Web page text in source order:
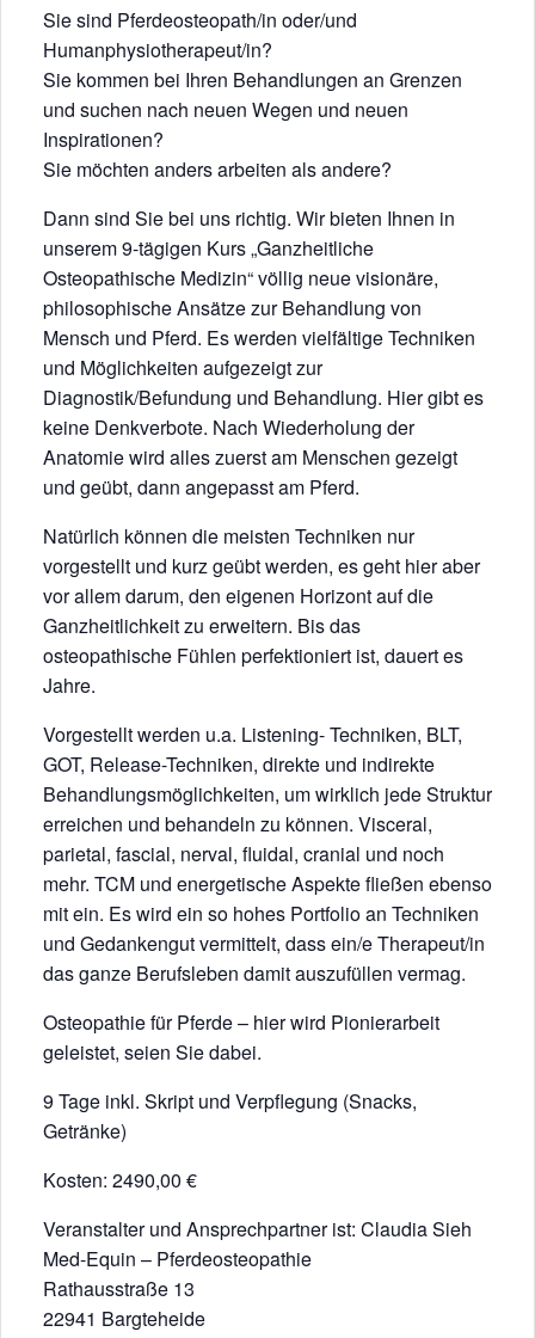
Sie sind Pferdeosteopath/in oder/und
Humanphysiotherapeut/in?
Sie kommen bei Ihren Behandlungen an Grenzen
und suchen nach neuen Wegen und neuen
Inspirationen?
Sie möchten anders arbeiten als andere?
Dann sind Sie bei uns richtig. Wir bieten Ihnen in
unserem 9-tägigen Kurs „Ganzheitliche
Osteopathische Medizin“ völlig neue visionäre,
philosophische Ansätze zur Behandlung von
Mensch und Pferd. Es werden vielfältige Techniken
und Möglichkeiten aufgezeigt zur
Diagnostik/Befundung und Behandlung. Hier gibt es
keine Denkverbote. Nach Wiederholung der
Anatomie wird alles zuerst am Menschen gezeigt
und geübt, dann angepasst am Pferd.
Natürlich können die meisten Techniken nur
vorgestellt und kurz geübt werden, es geht hier aber
vor allem darum, den eigenen Horizont auf die
Ganzheitlichkeit zu erweitern. Bis das
osteopathische Fühlen perfektioniert ist, dauert es
Jahre.
Vorgestellt werden u.a. Listening- Techniken, BLT,
GOT, Release-Techniken, direkte und indirekte
Behandlungsmöglichkeiten, um wirklich jede Struktur
erreichen und behandeln zu können. Visceral,
parietal, fascial, nerval, fluidal, cranial und noch
mehr. TCM und energetische Aspekte fließen ebenso
mit ein. Es wird ein so hohes Portfolio an Techniken
und Gedankengut vermittelt, dass ein/e Therapeut/in
das ganze Berufsleben damit auszufüllen vermag.
Osteopathie für Pferde – hier wird Pionierarbeit
geleistet, seien Sie dabei.
9 Tage inkl. Skript und Verpflegung (Snacks,
Getränke)
Kosten: 2490,00 €
Veranstalter und Ansprechpartner ist: Claudia Sieh
Med-Equin – Pferdeosteopathie
Rathausstraße 13
22941 Bargteheide